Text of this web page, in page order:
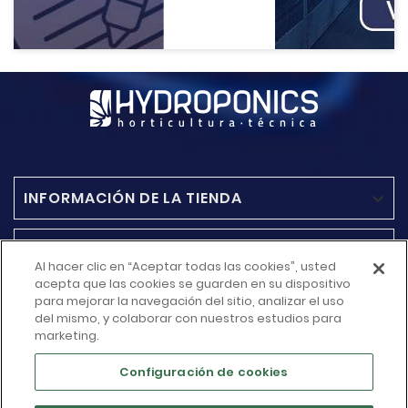
INFORMACIÓN DE LA TIENDA 
MÁS INFORMACIÓN
SU CUENTA 
Al hacer clic en “Aceptar todas las cookies”, usted
acepta que las cookies se guarden en su dispositivo
para mejorar la navegación del sitio, analizar el uso
del mismo, y colaborar con nuestros estudios para
marketing.
Configuración de cookies